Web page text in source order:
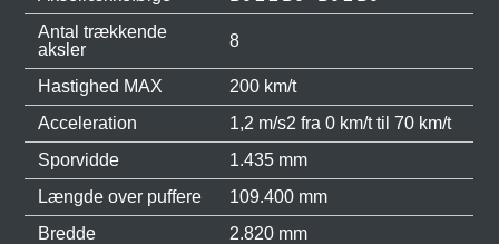
Antal trækkende
aksler
8
Hastighed MAX
200 km/t
Acceleration
1,2 m/s2 fra 0 km/t til 70 km/t
Sporvidde
1.435 mm
Længde over puffere
109.400 mm
Bredde
2.820 mm